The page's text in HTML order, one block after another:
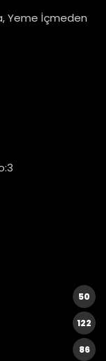
Yeme İçmeden
50
122
86